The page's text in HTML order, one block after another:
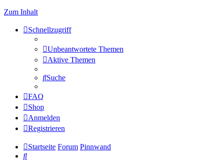
Zum Inhalt
Schnellzugriff
Unbeantwortete Themen
Aktive Themen
Suche
FAQ
Shop
Anmelden
Registrieren
Startseite Forum Pinnwand
Suche